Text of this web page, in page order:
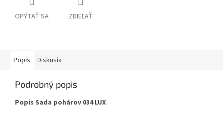
OPÝTAŤ SA ZDIEĽAŤ
Popis Diskusia
Podrobný popis
Popis Sada pohárov 034 LUX